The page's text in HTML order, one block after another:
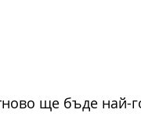
ще бъде най-